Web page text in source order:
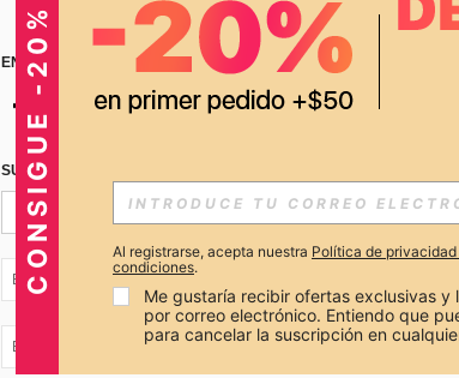
ENCUÉNTRANOS EN APP
SUSCRÍBETE PARA RECIBIR OFERTAS EXCLUSIVAS,
EC + 593
EC + 593
CONSIGUE -20% Al registrarse, acepta nuestra Política de
condiciones.
Me gustaría recibir ofertas exclusivas y
por correo electrónico. Entiendo que
para cancelar la suscripción en